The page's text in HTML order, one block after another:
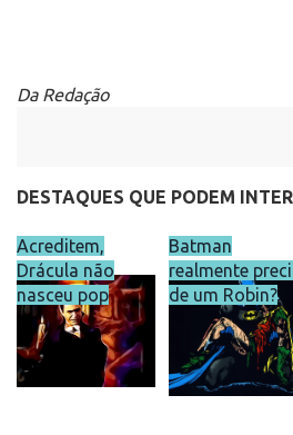
Da Redação
DESTAQUES QUE PODEM
Acreditem,
Drácula não
nasceu pop
Batman
realmente
de um Robin?